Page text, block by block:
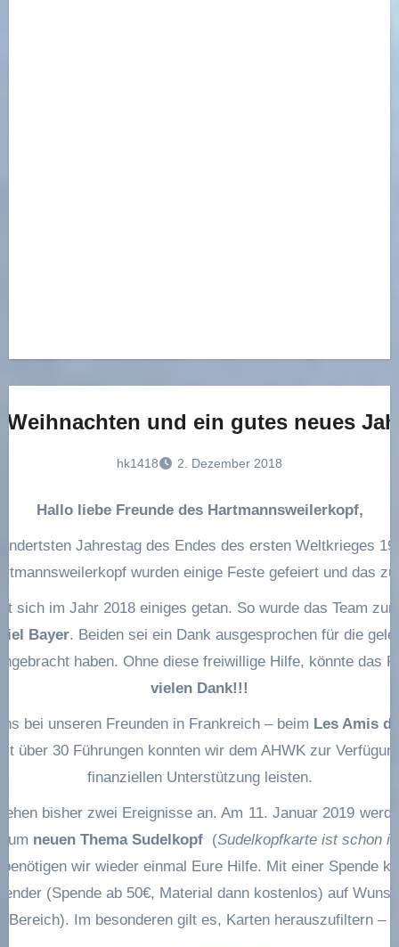
Weihnachten und ein gutes neues
hk1418 2. Dezember 2018
Hallo liebe Freunde des Hartmannsweilerkopf,
Jahrestag des Endes des ersten Weltkrieges
wurden einige Feste gefeiert und das
sich im Jahr 2018 einiges getan. So wurde das Team
Bayer. Beiden sei ein Dank ausgesprochen für die
haben. Ohne diese freiwillige Hilfe, könnte das
vielen Dank!!!
bei unseren Freunden in Frankreich – beim Les Amis
über 30 Führungen konnten wir dem AHWK zur
finanziellen Unterstützung leisten.
bisher zwei Ereignisse an. Am 11. Januar 2019
neuen Thema Sudelkopf(Sudelkopfkarte ist schon
wir wieder einmal Eure Hilfe. Mit einer Spende
(Spende ab 50€, Material dann kostenlos) auf
Bereich). Im besonderen gilt es, Karten herauszufiltern –